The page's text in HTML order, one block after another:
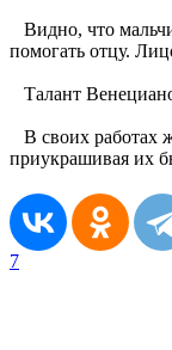
Видно, что
помогать отцу.
Талант
В своих работах
приукрашивая их
7